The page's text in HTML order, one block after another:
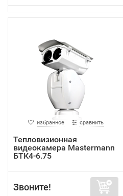
избранное сравнить
Тепловизионная
видеокамера Mastermann
БТК4-6.75
Звоните!